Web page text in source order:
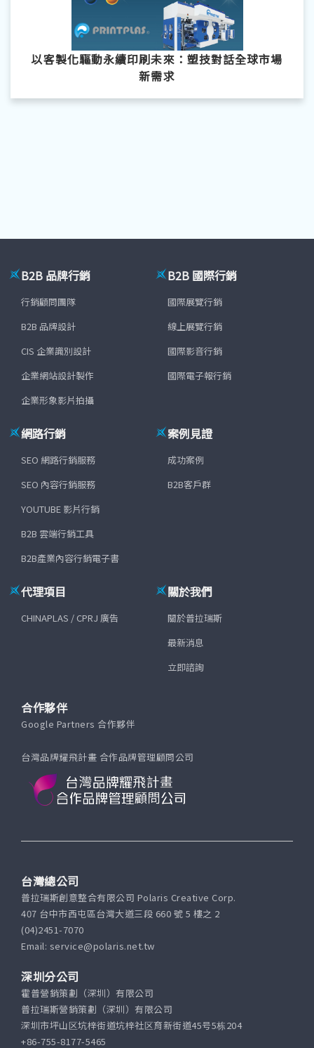
以客製化驅動永續印刷未來：塑技對話全球市場
新需求
B2B 品牌行銷
行銷顧問團隊
B2B 品牌設計
CIS 企業識別設計
企業網站設計製作
企業形象影片拍攝
B2B 國際行銷
國際展覽行銷
線上展覽行銷
國際影音行銷
國際電子報行銷
網路行銷
SEO 網路行銷服務
SEO 內容行銷服務
YOUTUBE 影片行銷
B2B 雲端行銷工具
B2B產業內容行銷電子書
案例見證
成功案例
B2B客戶群
代理項目
CHINAPLAS / CPRJ 廣告
關於我們
關於普拉瑞斯
最新消息
立即諮詢
合作夥伴
Google Partners 合作夥伴
台灣品牌耀飛計畫 合作品牌管理顧問公司
台灣總公司
普拉瑞斯創意整合有限公司 Polaris Creative Corp.
407 台中市西屯區台灣大道三段 660 號 5 樓之 2
(04)2451-7070
Email: service@polaris.net.tw
深圳分公司
霍普營銷策劃（深圳）有限公司
普拉瑞斯營銷策劃（深圳）有限公司
深圳市坪山区坑梓街道坑梓社区育新街道45号5栋204
+86-755-8177-5465